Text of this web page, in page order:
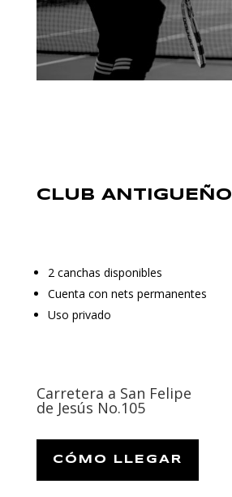
CLUB ANTIGUEÑO
2 canchas disponibles
Cuenta con nets permanentes
Uso privado
Carretera a San Felipe
de Jesús No.105
CÓMO LLEGAR